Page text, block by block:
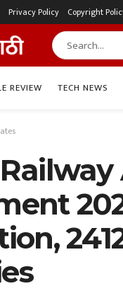
Privacy Policy Copyright
REVIEW TECH NEWS